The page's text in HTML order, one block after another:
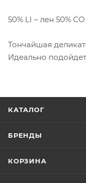
50% LI – лен 50%
Тончайшая
Идеально
КАТАЛОГ
БРЕНДЫ
КОРЗИНА